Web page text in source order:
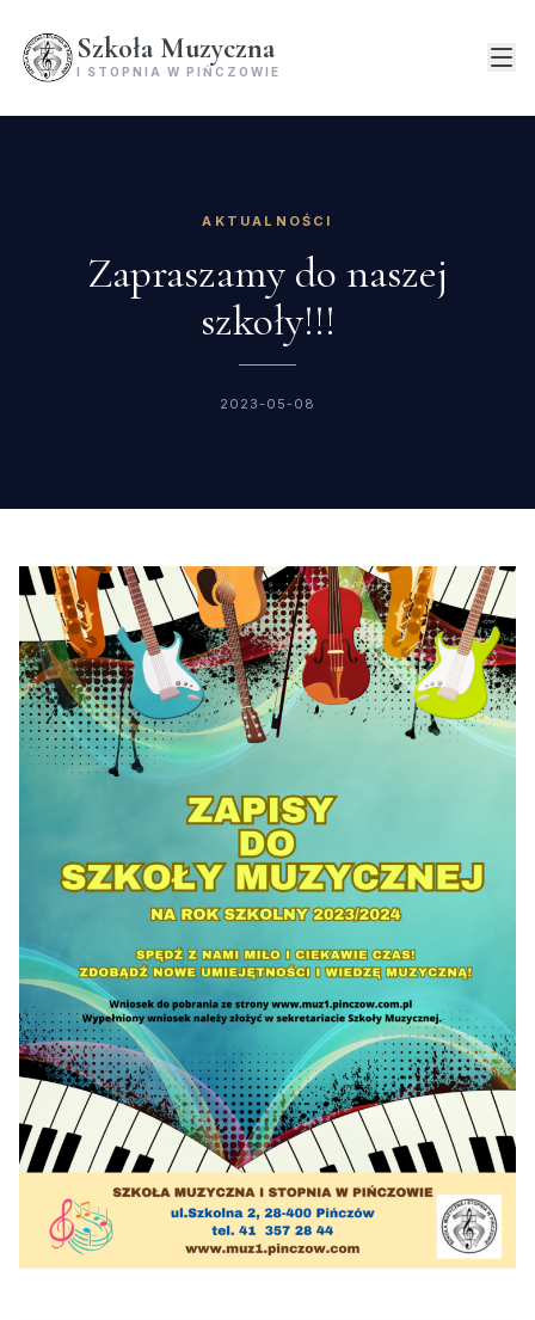
Szkoła Muzyczna
I STOPNIA W PIŃCZOWIE
AKTUALNOŚCI
Zapraszamy do naszej
szkoły!!!
2023-05-08